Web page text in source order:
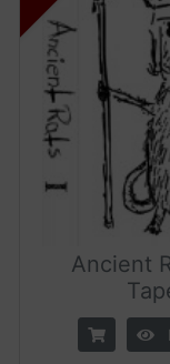
Ancient